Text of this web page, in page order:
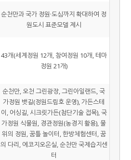
순천만과 국가 정원·도심까지 확대하여 정
원도시 표준모델 제시
43개(세계정원 12개, 참여정원 10개, 테마
정원 21개)
순천만, 오천 그린광장, 그린아일랜드, 국
가정원 뱃길(정원드림호 운영), 가든스테
이, 어싱길, 시크릿가든(첨단기술 접목), 국
가정원 식물원, 경관정원(농경지 활용), 물
위의 정원, 꿈틀 놀이터, 한방체험센터, 꿈
의 다리, 에코지오온실, 순천만 국제습지센
터